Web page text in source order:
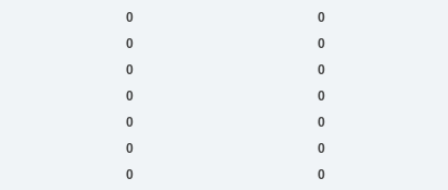
0 0
0 0
0 0
0 0
0 0
0 0
0 0